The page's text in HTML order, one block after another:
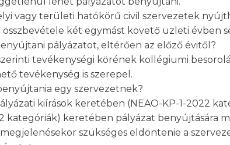
vagy területi hatókörű civil szervezetek
két egymást követő üzleti évben
pályázatot, eltérően az előző évitől?
tevékenységi körének kollégiumi
tevékenység is szerepel.
egy szervezetnek?
kiírások keretében (NEAO-KP-1-2022
kategóriák) keretében pályázat benyújtására
szükséges eldöntenie a